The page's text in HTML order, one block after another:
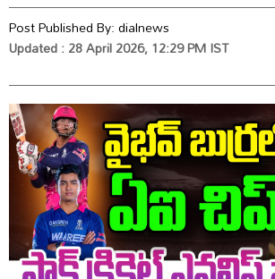
Post Published By:dialnews
Updated : 28 April 2026, 12:29 PM IST